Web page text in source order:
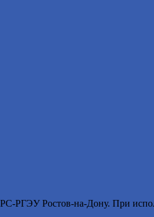
РГЭУ Ростов-на-Дону. При